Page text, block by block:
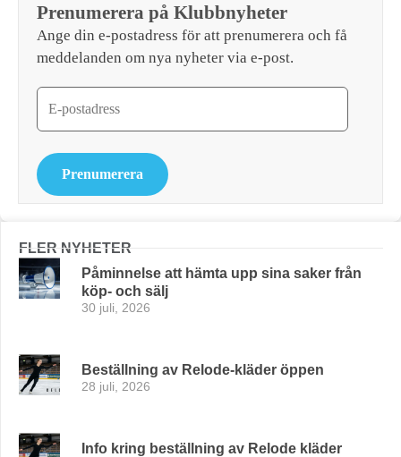
Prenumerera på Klubbnyheter
Ange din e-postadress för att prenumerera och få
meddelanden om nya nyheter via e-post.
Prenumerera
FLER NYHETER
Påminnelse att hämta upp sina saker från
köp- och sälj
30 juli, 2026
Beställning av Relode-kläder öppen
28 juli, 2026
Info kring beställning av Relode kläder